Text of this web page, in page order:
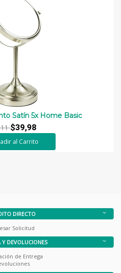
Satín 5x Home Basic
$39,98
al Carrito
DIRECTO
Solicitud
Y DEVOLUCIONES
de Entrega